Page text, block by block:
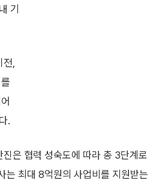
기
전,
.
은 협력 성숙도에 따라 총 3단계로
는 최대 8억원의 사업비를 지원받는